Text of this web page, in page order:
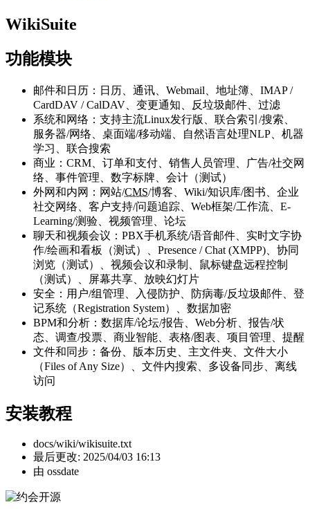
WikiSuite
功能模块
邮件和日历：日历、通讯、Webmail、地址簿、IMAP /
CardDAV / CalDAV、变更通知、反垃圾邮件、过滤
系统和网络：支持主流Linux发行版、联合索引/搜索、
服务器/网络、桌面端/移动端、自然语言处理NLP、机器
学习、联合搜索
商业：CRM、订单和支付、销售人员管理、广告/社交网
络、事件管理、数字标牌、会计（测试）
外网和内网：网站/CMS/博客、Wiki/知识库/图书、企业
社交网络、客户支持/问题追踪、Web框架/工作流、E-
Learning/测验、视频管理、论坛
聊天和视频会议：PBX手机系统/语音邮件、实时文字协
作/绘画和看板（测试）、Presence / Chat (XMPP)、协同
浏览（测试）、视频会议和录制、鼠标键盘远程控制
（测试）、屏幕共享、放映幻灯片
安全：用户/组管理、入侵防护、防病毒/反垃圾邮件、登
记系统（Registration System）、数据加密
BPM和分析：数据库/论坛/报告、Web分析、报告/状
态、调查/投票、商业智能、表格/图表、项目管理、提醒
文件和同步：备份、版本历史、主文件夹、文件大小
（Files of Any Size）、文件内搜索、多设备同步、离线
访问
安装教程
docs/wiki/wikisuite.txt
最后更改: 2025/04/03 16:13
由 ossdate